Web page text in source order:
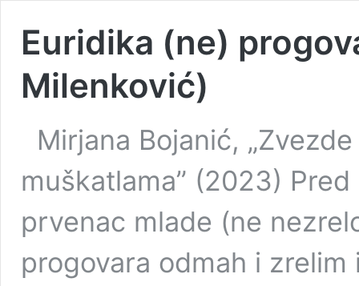
Euridika (ne)
Milenković)
Mirjana Bojanić,
muškatlama” (2023)
prvenac mlade (ne
progovara odmah i